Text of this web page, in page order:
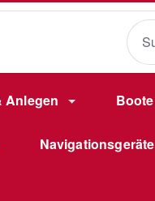
Anlegen Boote
Navigationsgeräte